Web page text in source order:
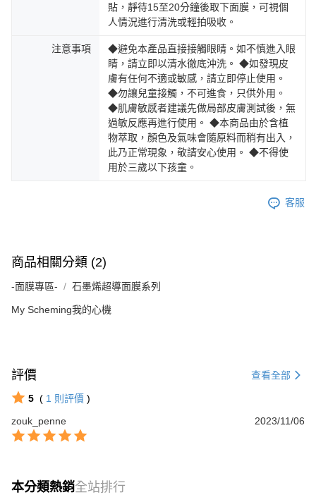
貼，靜待15至20分鐘後取下面膜，可視個
人情況進行清洗或輕拍吸收。
注意事項
◆避免本產品直接接觸眼睛。如不慎進入眼
睛，請立即以清水徹底沖洗。 ◆如發現皮
膚有任何不適或敏感，請立即停止使用。
◆勿讓兒童接觸，不可進食，只供外用。
◆肌膚敏感者建議先做局部皮膚測試後，無
過敏反應再進行使用。 ◆本商品由於含植
物萃取，顏色及氣味會隨原料而稍有出入，
此乃正常現象，敬請安心使用。 ◆不得使
用於三歲以下孩童。
客服
商品相關分類 (2)
-面膜專區- 石墨烯超導面膜系列
My Scheming我的心機
評價 查看全部
5 ( 1 則評價 )
zouk_penne
2023/11/06
本分類熱銷全站排行